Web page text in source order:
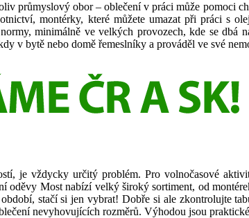
průmyslový obor – oblečení v práci může pomoci
montérky, které můžete umazat při práci s
minimálně ve velkých provozech, kde se dbá
v bytě nebo domě řemeslníky a prováděl ve své
je vždycky určitý problém. Pro volnočasové
oděvy Most nabízí velký široký sortiment, od
stačí si jen vybrat! Dobře si ale zkontrolujte
nevyhovujících rozměrů. Výhodou jsou